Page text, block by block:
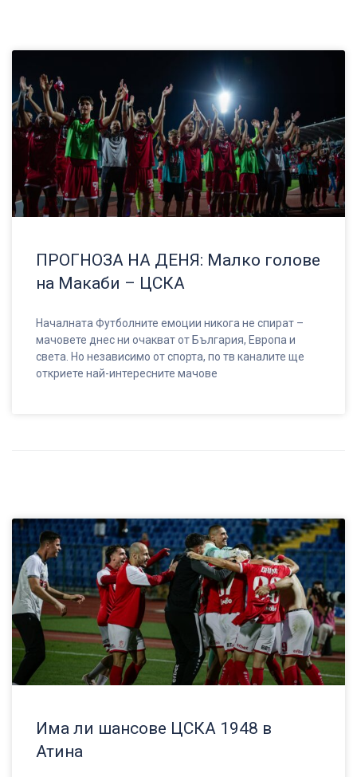
ПРОГНОЗА НА ДЕНЯ: Малко голове
на Макаби – ЦСКА
Началната Футболните емоции никога не спират –
мачовете днес ни очакват от България, Европа и
света. Но независимо от спорта, по тв каналите ще
откриете най-интересните мачове
Има ли шансове ЦСКА 1948 в
Атина